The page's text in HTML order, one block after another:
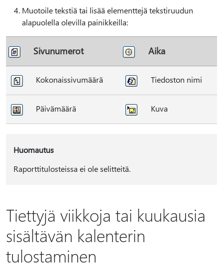
Muotoile tekstiä tai lisää elementtejä tekstiruudun
alapuolella olevilla painikkeilla:
Sivunumerot Aika
Kokonaissivumäärä Tiedoston nimi
Päivämäärä Kuva
Huomautus
Raporttitulosteissa ei ole selitteitä.
Tiettyjä viikkoja tai kuukausia
sisältävän kalenterin
tulostaminen